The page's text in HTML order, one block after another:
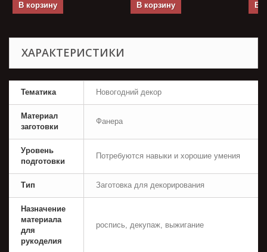
В корзину
В корзину
В
ХАРАКТЕРИСТИКИ
Тематика Новогодний декор
Материал
заготовки
Фанера
Уровень
подготовки
Потребуются навыки и хорошие умения
Тип Заготовка для декорирования
Назначение
материала
для
рукоделия
роспись, декупаж, выжигание